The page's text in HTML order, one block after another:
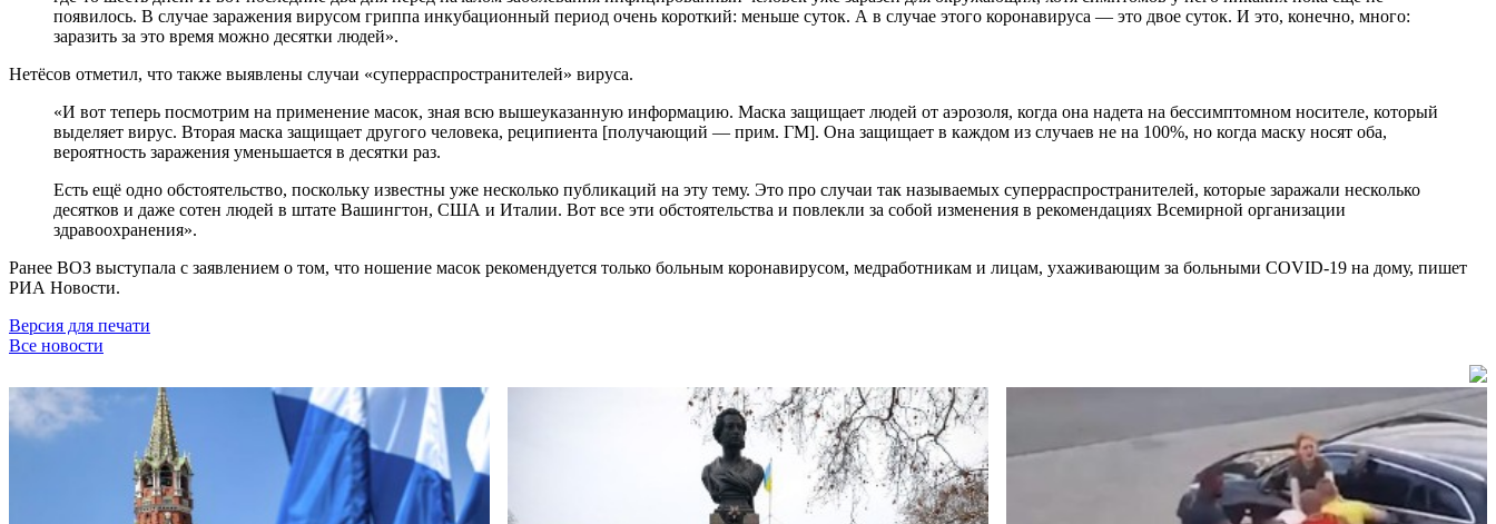
появилось. В случае заражения вирусом гриппа инкубационный период очень короткий: меньше суток. А в случае этого коронавируса — это двое суток. И это, конечно, много:
заразить за это время можно десятки людей».
Нетёсов отметил, что также выявлены случаи «суперраспространителей» вируса.
«И вот теперь посмотрим на применение масок, зная всю вышеуказанную информацию. Маска защищает людей от аэрозоля, когда она надета на бессимптомном носителе, который
выделяет вирус. Вторая маска защищает другого человека, реципиента [получающий — прим. ГМ]. Она защищает в каждом из случаев не на 100%, но когда маску носят оба,
вероятность заражения уменьшается в десятки раз.
Есть ещё одно обстоятельство, поскольку известны уже несколько публикаций на эту тему. Это про случаи так называемых суперраспространителей, которые заражали несколько
десятков и даже сотен людей в штате Вашингтон, США и Италии. Вот все эти обстоятельства и повлекли за собой изменения в рекомендациях Всемирной организации
здравоохранения».
Ранее ВОЗ выступала с заявлением о том, что ношение масок рекомендуется только больным коронавирусом, медработникам и лицам, ухаживающим за больными COVID-19 на дому, пишет
РИА Новости.
Версия для печати
Все новости